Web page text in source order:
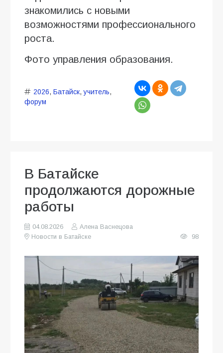
знакомились с новыми
возможностями профессионального
роста.
Фото управления образования.
2026, Батайск,учитель,
форум
В Батайске
продолжаются дорожные
работы
04.08.2026
Алена Васнецова
Новости в Батайске
98